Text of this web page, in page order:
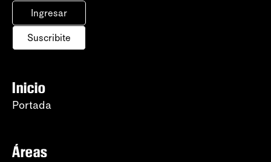
Ingresar
Suscribite
Inicio
Portada
Áreas